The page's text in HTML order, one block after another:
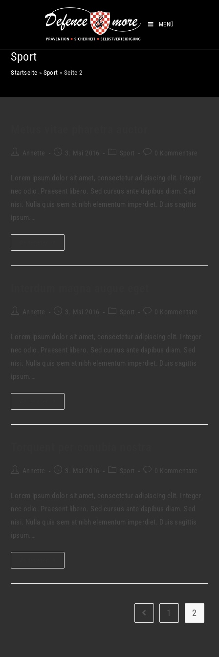
MENÜ
Sport
Startseite » Sport » Seite 2
Annette 3. Mai 2016 Sport 0 Kommentare
Lorem ipsum dolor sit amet, consectetur adipiscing elit. Integer
nec odio. Praesent libero. Sed cursus ante dapibus diam. Sed
nisi. Nulla quis sem at nibh elementum imperdiet. Duis sagittis
ipsum.…
Annette 3. Mai 2016 Sport 0 Kommentare
Lorem ipsum dolor sit amet, consectetur adipiscing elit. Integer
nec odio. Praesent libero. Sed cursus ante dapibus diam. Sed
nisi. Nulla quis sem at nibh elementum imperdiet. Duis sagittis
ipsum.…
Annette 3. Mai 2016 Sport 0 Kommentare
Lorem ipsum dolor sit amet, consectetur adipiscing elit. Integer
nec odio. Praesent libero. Sed cursus ante dapibus diam. Sed
nisi. Nulla quis sem at nibh elementum imperdiet. Duis sagittis
ipsum.…
1 2